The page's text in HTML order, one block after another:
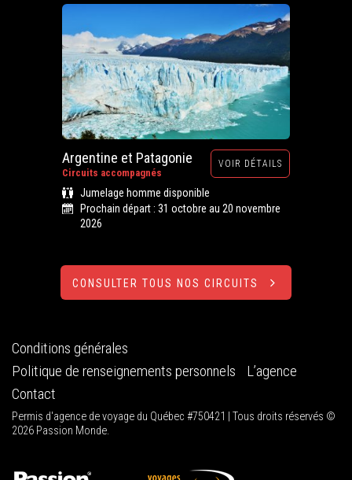
Argentine et Patagonie
Circuits accompagnés
VOIR DÉTAILS
Jumelage homme disponible
Prochain départ : 31 octobre au 20 novembre
2026
CONSULTER TOUS NOS CIRCUITS
Conditions générales
Politique de renseignements personnels
L’agence
Contact
Permis d'agence de voyage du Québec #750421 | Tous droits réservés ©
2026 Passion Monde.